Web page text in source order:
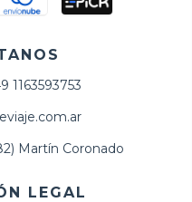
1163593753
Martín Coronado
LEGAL